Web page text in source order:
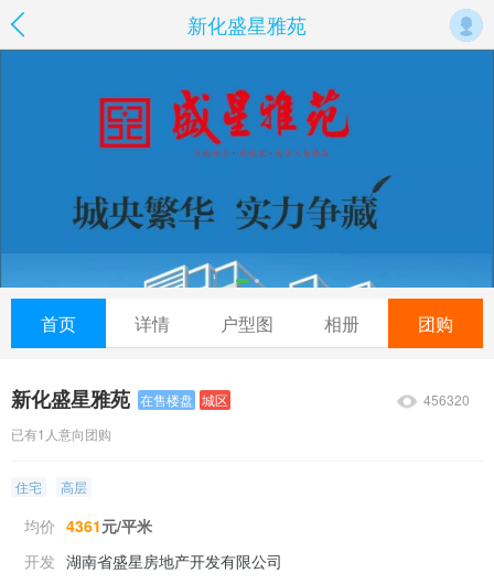
新化盛星雅苑
首页 详情 户型图 相册 团购
456320
新化盛星雅苑 在售楼盘 城区
已有1人意向团购
住宅 高层
均价 4361元/平米
开发 湖南省盛星房地产开发有限公司